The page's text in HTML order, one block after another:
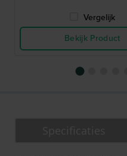
Vergelijk
Bekijk Product